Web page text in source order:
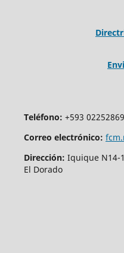
Teléfono: +593
Correo electrónico:
Dirección: Iquique N14-
El Dorado